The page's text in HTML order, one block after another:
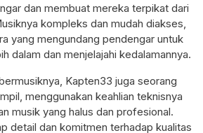
dan membuat mereka terpikat dari
kompleks dan mudah diakses,
yang mengundang pendengar untuk
dalam dan menjelajahi kedalamannya.
Kapten33 juga seorang
menggunakan keahlian teknisnya
musik yang halus dan profesional.
detail dan komitmen terhadap kualitas